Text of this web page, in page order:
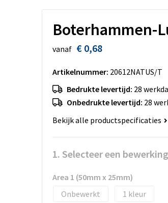
Boterhammen-
vanaf € 0,68
Artikelnummer: 20612NATUS/T
Bedrukte levertijd: 28
Onbedrukte levertijd: 28
Bekijk alle productspecificaties
1. Selecteer een bewerking
Area 1 (50mm x 25mm)
Onbewerkt
1